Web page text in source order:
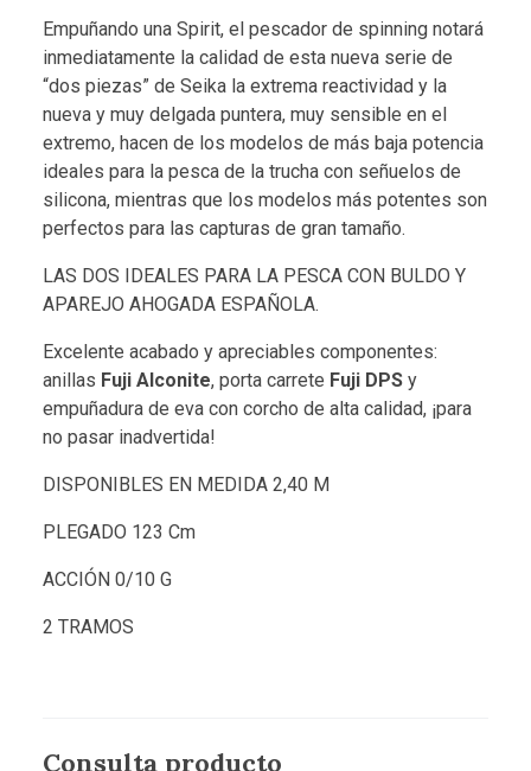
Empuñando una Spirit, el pescador de spinning notará
inmediatamente la calidad de esta nueva serie de
“dos piezas” de Seika la extrema reactividad y la
nueva y muy delgada puntera, muy sensible en el
extremo, hacen de los modelos de más baja potencia
ideales para la pesca de la trucha con señuelos de
silicona, mientras que los modelos más potentes son
perfectos para las capturas de gran tamaño.
LAS DOS IDEALES PARA LA PESCA CON BULDO Y
APAREJO AHOGADA ESPAÑOLA.
Excelente acabado y apreciables componentes:
anillas Fuji Alconite, porta carrete Fuji DPS y
empuñadura de eva con corcho de alta calidad, ¡para
no pasar inadvertida!
DISPONIBLES EN MEDIDA 2,40 M
PLEGADO 123 Cm
ACCIÓN 0/10 G
2 TRAMOS
Consulta producto